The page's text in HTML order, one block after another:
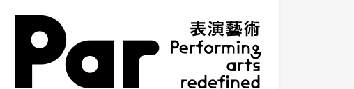
跳到主要內容區塊
網站導覽